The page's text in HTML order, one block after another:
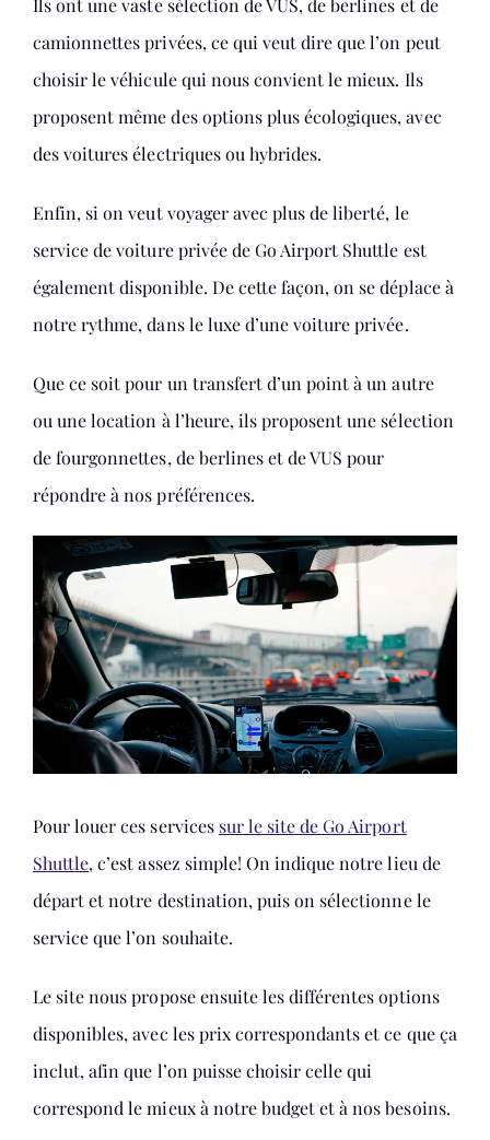
Ils ont une vaste sélection de VUS, de berlines et de
camionnettes privées, ce qui veut dire que l’on peut
choisir le véhicule qui nous convient le mieux. Ils
proposent même des options plus écologiques, avec
des voitures électriques ou hybrides.
Enfin, si on veut voyager avec plus de liberté, le
service de voiture privée de Go Airport Shuttle est
également disponible. De cette façon, on se déplace à
notre rythme, dans le luxe d’une voiture privée.
Que ce soit pour un transfert d’un point à un autre
ou une location à l’heure, ils proposent une sélection
de fourgonnettes, de berlines et de VUS pour
répondre à nos préférences.
Pour louer ces services sur le site de Go Airport
Shuttle, c’est assez simple! On indique notre lieu de
départ et notre destination, puis on sélectionne le
service que l’on souhaite.
Le site nous propose ensuite les différentes options
disponibles, avec les prix correspondants et ce que ça
inclut, afin que l’on puisse choisir celle qui
correspond le mieux à notre budget et à nos besoins.